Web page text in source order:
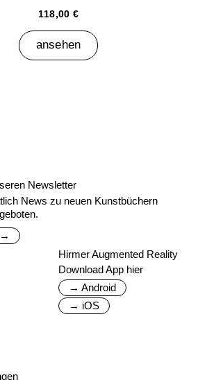
118,00 €
ansehen
Newsletter
News zu neuen Kunstbüchern
Hirmer Augmented Reality
Download App hier
→ Android
→ iOS